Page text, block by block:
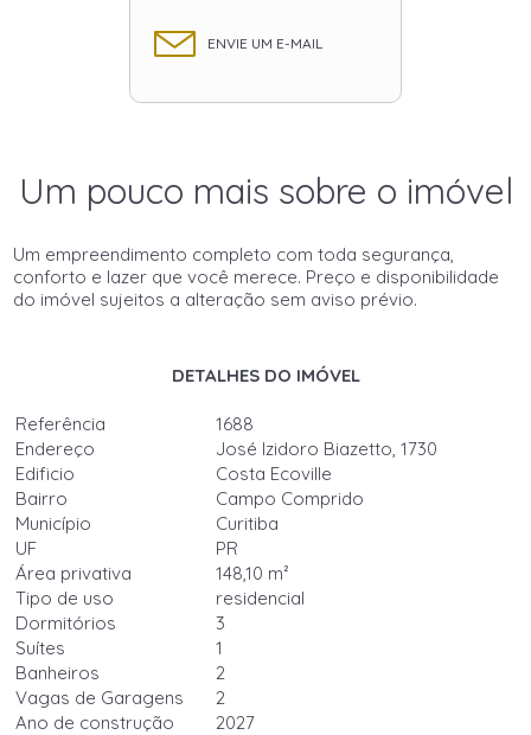
ENVIE UM E-MAIL
Um pouco mais sobre o imóvel
Um empreendimento completo com toda segurança,
conforto e lazer que você merece. Preço e disponibilidade
do imóvel sujeitos a alteração sem aviso prévio.
DETALHES DO IMÓVEL
Referência
1688
Endereço
José Izidoro Biazetto, 1730
Edificio
Costa Ecoville
Bairro
Campo Comprido
Município
Curitiba
UF
PR
Área privativa
148,10 m²
Tipo de uso
residencial
Dormitórios
3
Suítes
1
Banheiros
2
Vagas de Garagens
2
Ano de construção
2027